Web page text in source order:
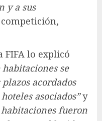
y a sus
FIFA lo explicó
se
acordados
asociados”y
habitaciones fueron